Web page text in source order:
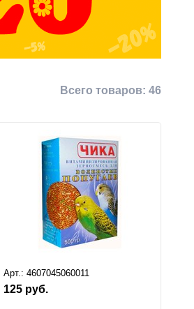
Всего товаров: 46
Арт.:4607045060011
125 руб.